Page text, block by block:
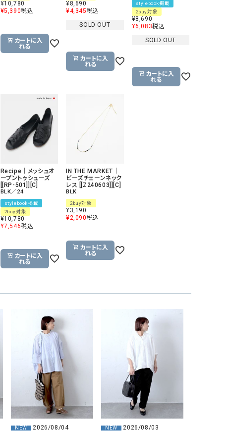
DENIM DUNGAREE（デニムダンガリー） SO（エスオー）
SUN VALLEY（サンバレー）
EVOL（イーボル）
SCOTCH&SODA（スコッチ
Emma Taylor（エマテイラー） SUGAR ROSE（シュガーロ
squady by graphite（スカ
GO TO HOLLYWOOD（ゴートゥーハリウ
ッド）
G-STAR RAW（ジースターロウ）
GOOD SPEED（グッドスピード）
GRAMICCI（グラミチ）
（ｇ） （グラム）
HUNTER（ハンター）
ICHI（イチ）
¥10,780
¥5,390税込
カートに入
れる
¥8,690
¥4,345税込
SOLD OUT
カートに入
れる
stylebook掲載
2buy対象
¥8,690
¥6,083税込
SOLD OUT
カートに入
れる
Recipe｜メッシュオ
ープントゥシューズ
[[RP-501]][C]
BLK／24
stylebook掲載
2buy対象
¥10,780
¥7,546税込
カートに入
れる
IN THE MARKET｜
ビーズチェーンネック
レス [[Z240603]][C]
BLK
2buy対象
¥3,190
¥2,090税込
カートに入
れる
NEW 2026/08/04 NEW 2026/08/03